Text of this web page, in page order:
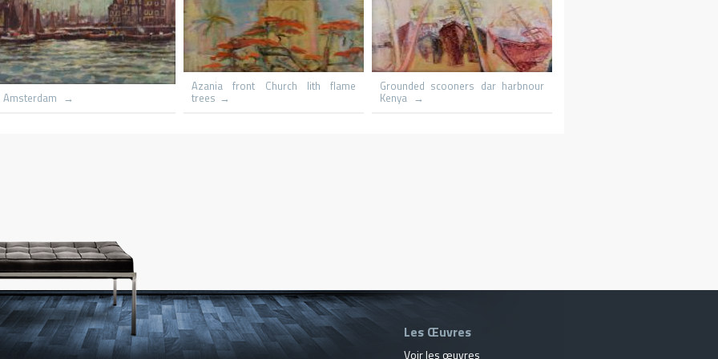
Le hameau Capri St Michaels Le promeneur
Les Œuvres
Voir les œuvres